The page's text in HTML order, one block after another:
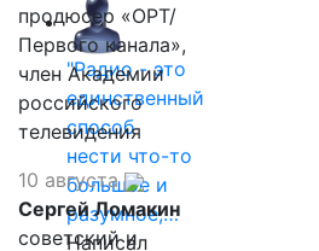
"Радио - это
единственный
способ
нести что-то
большое и
разумное,…
Написал
продюсер «ОРТ/
Первого канала»,
член Академии
российского
телевидения
10 августа
Сергей Ломакин
советский и